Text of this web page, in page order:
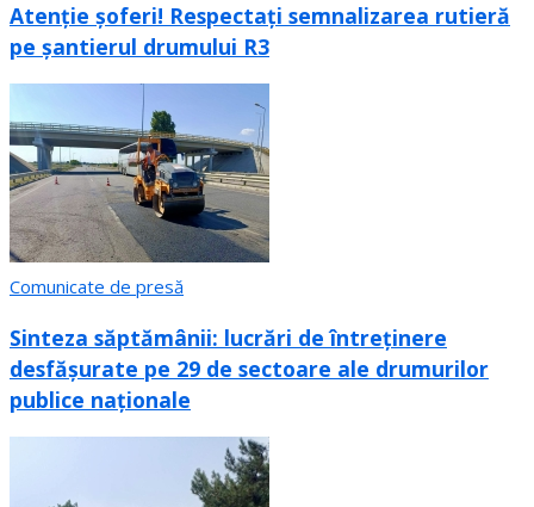
Atenție șoferi! Respectați semnalizarea rutieră
pe șantierul drumului R3
Comunicate de presă
Sinteza săptămânii: lucrări de întreținere
desfășurate pe 29 de sectoare ale drumurilor
publice naționale